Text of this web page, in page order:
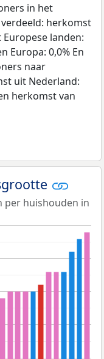
in het
herkomst
landen:
Europa: 0,0% En
naar
uit Nederland:
herkomst van
per huishouden in